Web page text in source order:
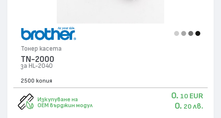
Тонер касета
TN-2000
за HL-2040
2500 копия
Изкупуване на
OEM върджин модул
0. 10 EUR
0. 20 лв.